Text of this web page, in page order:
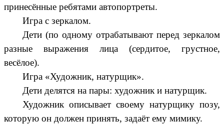
принесённые ребятами автопортреты.
Игра с зеркалом.
Дети (по одному отрабатывают перед зеркалом
разные выражения лица (сердитое, грустное,
весёлое).
Игра «Художник, натурщик».
Дети делятся на пары: художник и натурщик.
Художник описывает своему натурщику позу,
которую он должен принять, задаёт ему мимику.